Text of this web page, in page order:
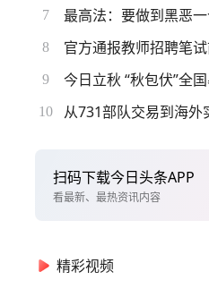
7 最高法：要做到黑恶
8 官方通报教师招聘笔
9 今日立秋 “秋包伏”全
10 从731部队交易到海外
扫码下载今日头条APP
看最新、最热资讯内容
精彩视频